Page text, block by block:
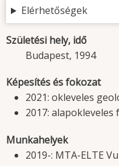
Elérhetőségek
Születési hely, idő
Budapest, 1994
Képesítés és fokozat
2021: okleveles
2017:
Munkahelyek
2019-: MTA-ELTE